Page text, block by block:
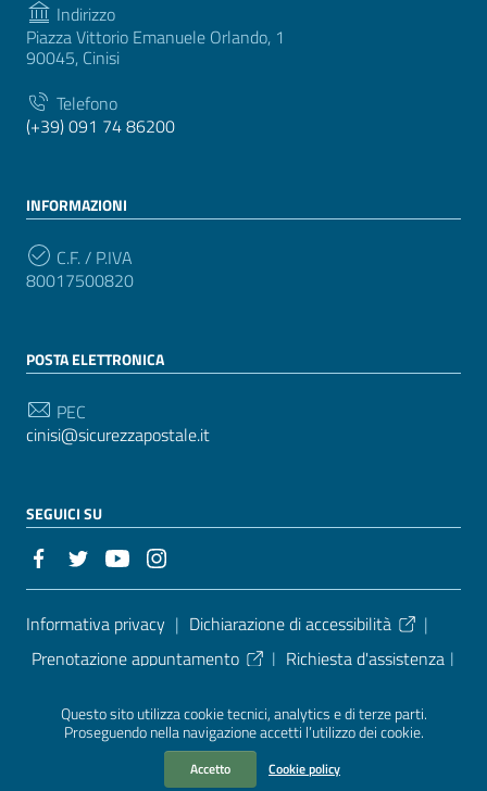
Questo sito utilizza cookie tecnici, analytics e di terze parti.
Proseguendo nella navigazione accetti l’utilizzo dei cookie.
Accetto Cookie policy
Indirizzo
Piazza Vittorio Emanuele Orlando, 1
90045, Cinisi
Telefono
(+39) 091 74 86200
INFORMAZIONI
C.F. / P.IVA
80017500820
POSTA ELETTRONICA
PEC
cinisi@sicurezzapostale.it
SEGUICI SU
Sezione Link Utili
Informativa privacy | Dichiarazione di accessibilità
|
Prenotazione appuntamento
| Richiesta d'assistenza |
Tutti gli argomenti | Piano di miglioramento dei servizi
Amministrazione trasparente
| Albo pretorio